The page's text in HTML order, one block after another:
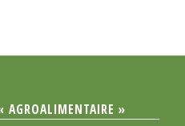
AGROALIMENTAIRE »